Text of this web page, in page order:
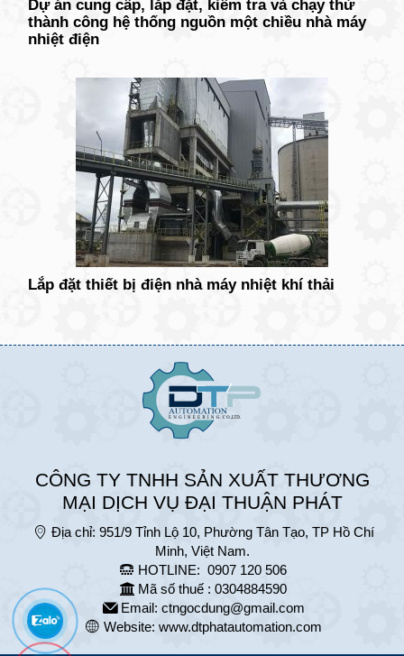
Dự án cung cấp, lắp đặt, kiểm tra và chạy thử
thành công hệ thống nguồn một chiều nhà máy
nhiệt điện
Lắp đặt thiết bị điện nhà máy nhiệt khí thải
CÔNG TY TNHH SẢN XUẤT THƯƠNG
MẠI DỊCH VỤ ĐẠI THUẬN PHÁT
Địa chỉ: 951/9 Tỉnh Lộ 10, Phường Tân Tạo, TP Hồ Chí
Minh, Việt Nam.
HOTLINE: 0907 120 506
Mã số thuế : 0304884590
Email: ctngocdung@gmail.com
Website: www.dtphatautomation.com